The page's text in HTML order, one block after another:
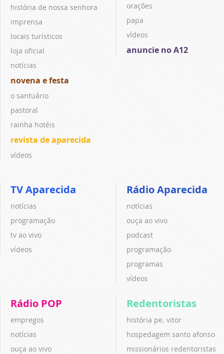
história de nossa senhora
imprensa
locais turísticos
loja oficial
notícias
novena e festa
o santuário
pastoral
rainha hotéis
revista de aparecida
vídeos
orações
papa
vídeos
anuncie no A12
TV Aparecida
notícias
programação
tv ao vivo
vídeos
Rádio Aparecida
notícias
ouça ao vivo
podcast
programação
programas
vídeos
Rádio POP
empregos
notícias
ouça ao vivo
Redentoristas
história pe. vitor
hospedagem santo afonso
missionários redentoristas